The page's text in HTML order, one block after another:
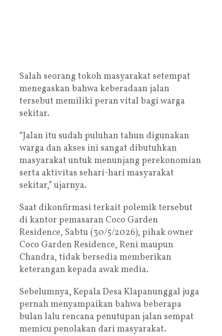
Salah seorang tokoh masyarakat setempat
menegaskan bahwa keberadaan jalan
tersebut memiliki peran vital bagi warga
sekitar.
“Jalan itu sudah puluhan tahun digunakan
warga dan akses ini sangat dibutuhkan
masyarakat untuk menunjang perekonomian
serta aktivitas sehari-hari masyarakat
sekitar,” ujarnya.
Saat dikonfirmasi terkait polemik tersebut
di kantor pemasaran Coco Garden
Residence, Sabtu (30/5/2026), pihak owner
Coco Garden Residence, Reni maupun
Chandra, tidak bersedia memberikan
keterangan kepada awak media.
Sebelumnya, Kepala Desa Klapanunggal juga
pernah menyampaikan bahwa beberapa
bulan lalu rencana penutupan jalan sempat
memicu penolakan dari masyarakat.